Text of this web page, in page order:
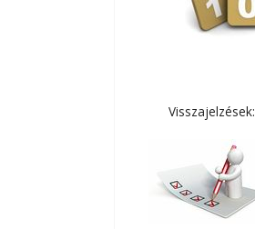
Visszajelzések: